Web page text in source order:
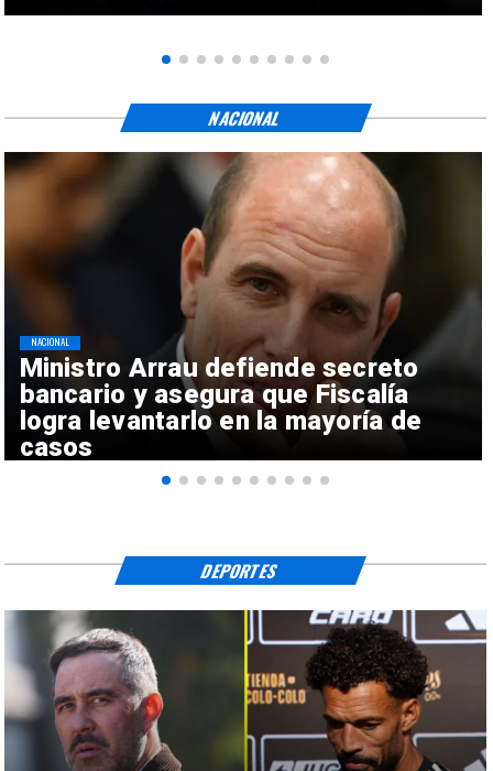
Ministro Arrau defiende secreto
bancario y asegura que Fiscalía
logra levantarlo en la mayoría de
casos
NACIONAL
NACIONAL
DEPORTES